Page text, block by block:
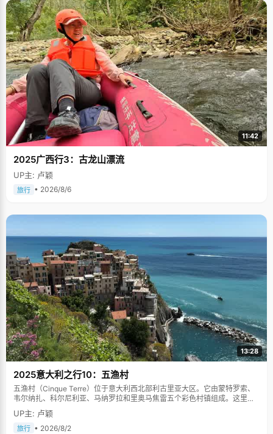
11:42
2025广西行3：古龙山漂流
UP主: 卢颖
旅行 • 2026/8/6
13:28
2025意大利之行10：五渔村
五渔村（Cinque Terre）位于意大利西北部利古里亚大区。它由蒙特罗索、
韦尔纳扎、科尔尼利亚、马纳罗拉和里奥马焦雷五个彩色村镇组成。这里依
山傍海，房屋色彩斑斓，1997年被列为世界文化遗产。
UP主: 卢颖
旅行 • 2026/8/2